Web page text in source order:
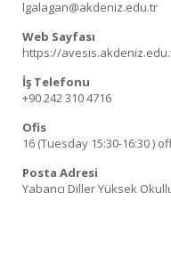
lgalagan@akdeniz.edu.tr
Web Sayfası
https://
İş Telefonu
+90 242 310 4716
Ofis
16 (Tuesday 15:30-16:30 )
Posta Adresi
Yabancı Diller Yüksek